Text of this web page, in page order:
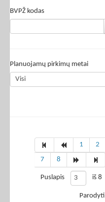
BVPŽ kodas
Planuojamų pirkimų metai
1 2
7
8
Puslapis iš 8
Parodyti